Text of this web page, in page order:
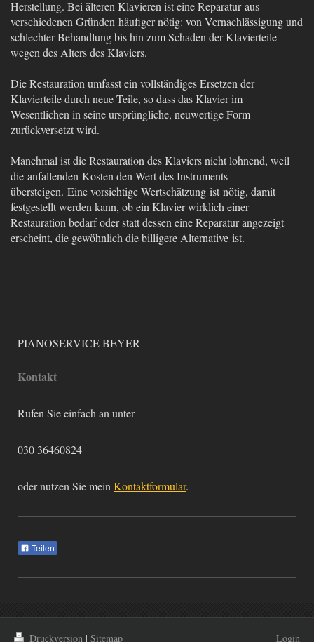
Herstellung. Bei älteren Klavieren ist eine Reparatur aus
verschiedenen Gründen häufiger nötig: von Vernachlässigung und
schlechter Behandlung bis hin zum Schaden der Klavierteile
wegen des Alters des Klaviers.
Die Restauration umfasst ein vollständiges Ersetzen der
Klavierteile durch neue Teile, so dass das Klavier im
Wesentlichen in seine ursprüngliche, neuwertige Form
zurückversetzt wird.
Manchmal ist die Restauration des Klaviers nicht lohnend, weil
die anfallenden Kosten den Wert des Instruments
übersteigen. Eine vorsichtige Wertschätzung ist nötig, damit
festgestellt werden kann, ob ein Klavier wirklich einer
Restauration bedarf oder statt dessen eine Reparatur angezeigt
erscheint, die gewöhnlich die billigere Alternative ist.
PIANOSERVICE BEYER
Kontakt
Rufen Sie einfach an unter
030 36460824
oder nutzen Sie mein Kontaktformular.
Teilen
Druckversion | Sitemap Login